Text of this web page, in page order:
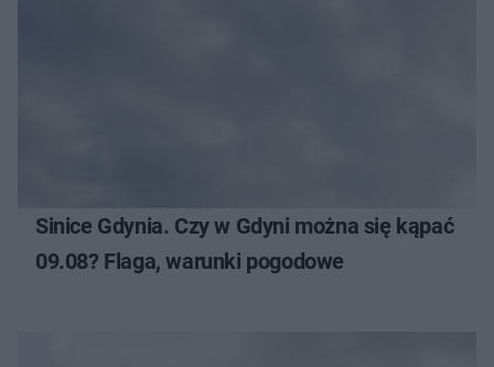
Sinice Gdynia. Czy w Gdyni można się kąpać
09.08? Flaga, warunki pogodowe